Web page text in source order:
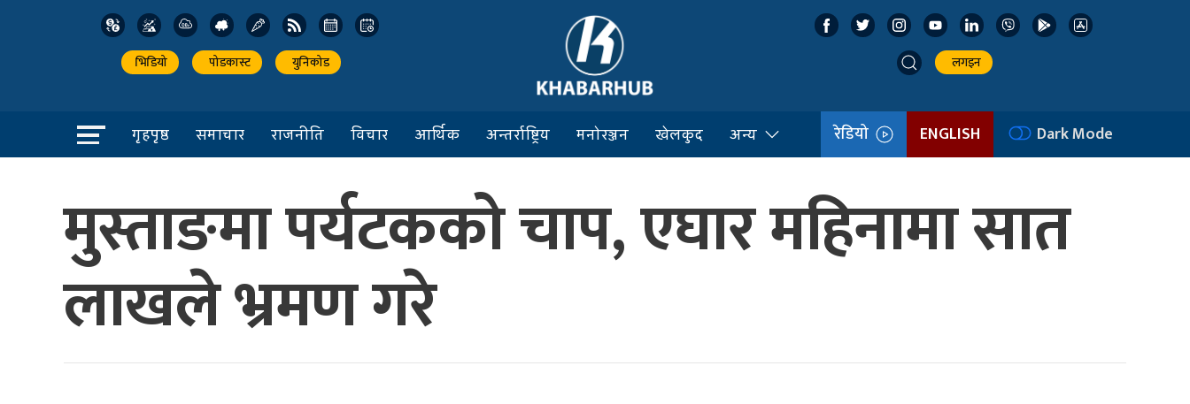
भिडियो पोडकास्ट युनिकोड लगइन
गृहपृष्ठ समाचार राजनीति विचार आर्थिक अन्तर्राष्ट्रिय मनोरञ्जन खेलकुद अन्य रेडियो ENGLISH Dark Mode
मुस्ताङमा पर्यटकको चाप, एघार महिनामा सात
लाखले भ्रमण गरे